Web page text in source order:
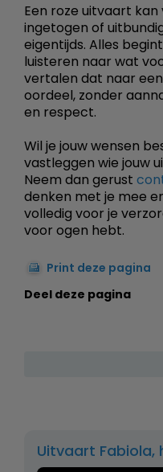
Een roze uitvaart
ingetogen of
eigentijds. Alles
luisteren naar wat
vertalen dat naar
oordeel, zonder
en respect.
Wil je jouw wensen
vastleggen wie jouw
Neem dan gerust
denken met je mee
volledig voor je
voor ogen hebt.
Print deze pagina
Deel deze pagina
Uitvaart Fabiola,